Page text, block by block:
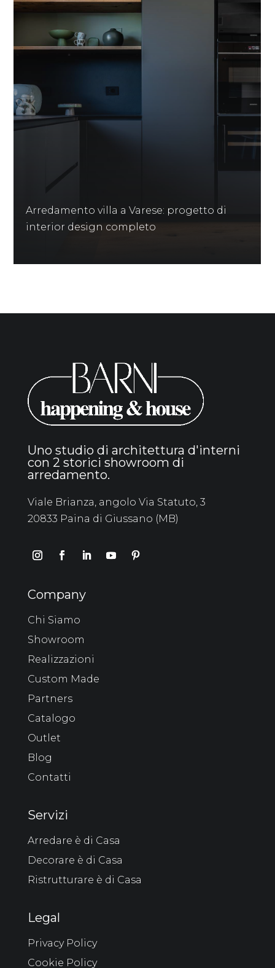
Arredamento villa a Varese: progetto di
interior design completo
Uno studio di architettura d'interni
con 2 storici showroom di
arredamento.
Viale Brianza, angolo Via Statuto, 3
20833 Paina di Giussano (MB)
Company
Chi Siamo
Showroom
Realizzazioni
Custom Made
Partners
Catalogo
Outlet
Blog
Contatti
Servizi
Arredare è di Casa
Decorare è di Casa
Ristrutturare è di Casa
Legal
Privacy Policy
Cookie Policy